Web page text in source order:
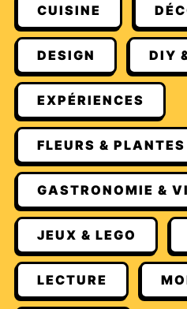
CUISINE
DESIGN DIY
EXPÉRIENCES
FLEURS & PLANTES
GASTRONOMIE &
JEUX & LEGO
LECTURE